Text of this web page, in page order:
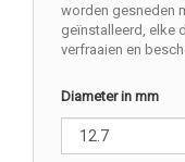
worden gesneden
geïnstalleerd, elke
verfraaien en
Diameter in mm